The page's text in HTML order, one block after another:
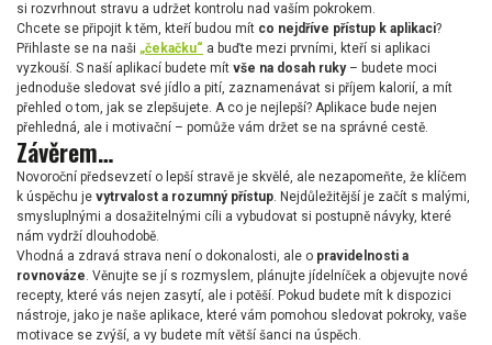
si rozvrhnout stravu a udržet kontrolu nad vaším pokrokem.
Chcete se připojit k těm, kteří budou mít co nejdříve přístup k aplikaci?
Přihlaste se na naši „čekačku“ a buďte mezi prvními, kteří si aplikaci
vyzkouší. S naší aplikací budete mít vše na dosah ruky– budete moci
jednoduše sledovat své jídlo a pití, zaznamenávat si příjem kalorií, a mít
přehled o tom, jak se zlepšujete. A co je nejlepší? Aplikace bude nejen
přehledná, ale i motivační – pomůže vám držet se na správné cestě.
Závěrem…
Novoroční předsevzetí o lepší stravě je skvělé, ale nezapomeňte, že klíčem
k úspěchu je vytrvalost a rozumný přístup. Nejdůležitější je začít s malými,
smysluplnými a dosažitelnými cíli a vybudovat si postupně návyky, které
nám vydrží dlouhodobě.
Vhodná a zdravá strava není o dokonalosti, ale o pravidelnosti a
rovnováze. Věnujte se jí s rozmyslem, plánujte jídelníček a objevujte nové
recepty, které vás nejen zasytí, ale i potěší. Pokud budete mít k dispozici
nástroje, jako je naše aplikace, které vám pomohou sledovat pokroky, vaše
motivace se zvýší, a vy budete mít větší šanci na úspěch.